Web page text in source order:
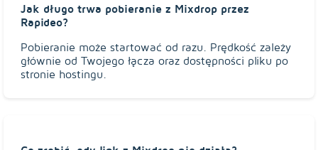
Jak długo trwa pobieranie z Mixdrop przez
Rapideo?
Pobieranie może startować od razu. Prędkość zależy
głównie od Twojego łącza oraz dostępności pliku po
stronie hostingu.